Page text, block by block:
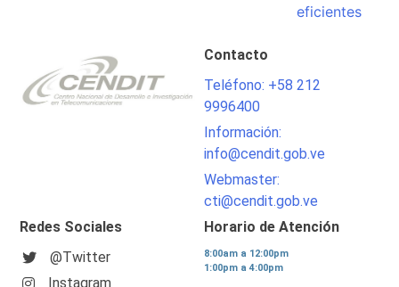
eficientes
Contacto
Teléfono: +58 212
9996400
Información:
info@cendit.gob.ve
Webmaster:
cti@cendit.gob.ve
Redes Sociales
@Twitter
Instagram
Horario de Atención
8:00am a 12:00pm
1:00pm a 4:00pm